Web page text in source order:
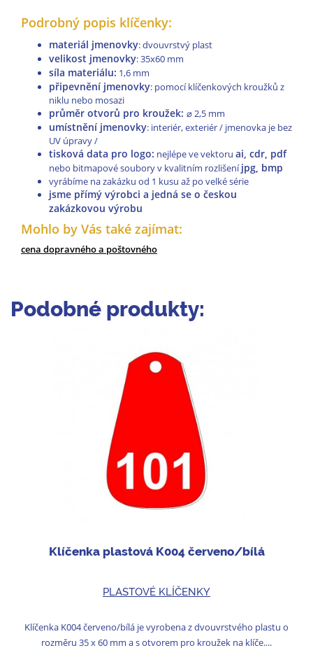
Podrobný popis klíčenky:
materiál jmenovky: dvouvrstvý plast
velikost jmenovky: 35x60 mm
síla materiálu: 1,6 mm
připevnění jmenovky: pomocí klíčenkových kroužků z
niklu nebo mosazi
průměr otvorů pro kroužek: ⌀2,5 mm
umístnění jmenovky: interiér, exteriér / jmenovka je bez
UV úpravy /
tisková data pro logo: nejlépe ve vektoru ai, cdr, pdf
nebo bitmapové soubory v kvalitním rozlišeníjpg, bmp
vyrábíme na zakázku od 1 kusu až po velké série
jsme přímý výrobci a jedná se o českou
zakázkovou výrobu
Mohlo by Vás také zajímat:
cena dopravného a poštovného
Podobné produkty:
Klíčenka plastová K004 červeno/bílá
PLASTOVÉ KLÍČENKY
Klíčenka K004 červeno/bílá je vyrobena z dvouvrstvého plastu o
rozměru 35 x 60 mm a s otvorem pro kroužek na klíče....